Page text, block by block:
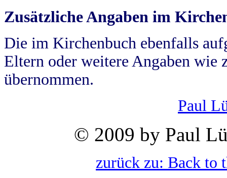
Zusätzliche Angaben im
Die im Kirchenbuch ebenfalls
Eltern oder weitere Angaben wie
übernommen.
Paul
© 2009 by Paul
zurück zu: Back to